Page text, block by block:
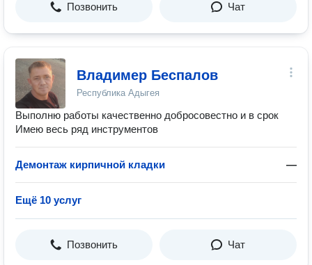
Позвонить Чат
Владимер Беспалов
Республика Адыгея
Выполню работы качественно добросовестно и в срок
Имею весь ряд инструментов
Демонтаж кирпичной кладки —
Ещё 10 услуг
Позвонить Чат